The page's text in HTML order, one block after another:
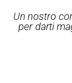
Un nostro
per darti